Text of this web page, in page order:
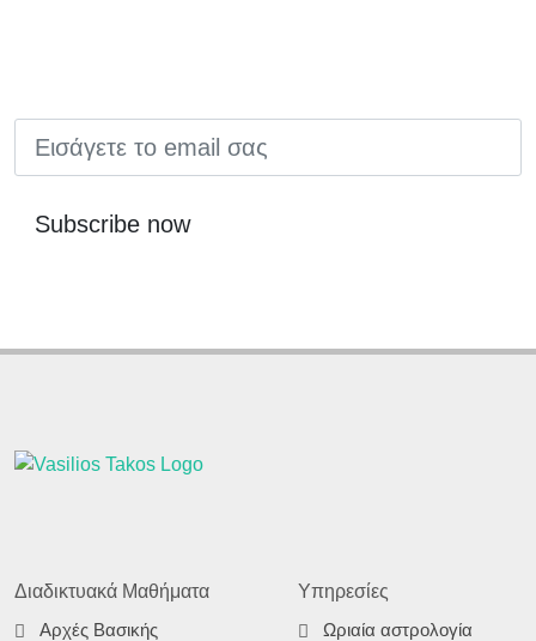
Subscribe now
Διαδικτυακά Μαθήματα
Αρχές Βασικής
Υπηρεσίες
Ωριαία αστρολογία